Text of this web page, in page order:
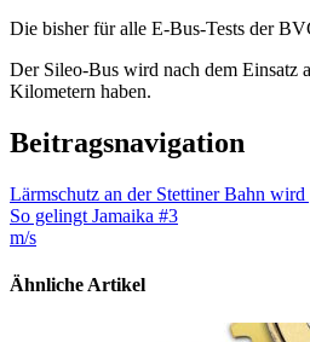
Die bisher für alle E-Bus-Tests der
Der Sileo-Bus wird nach dem Einsatz
Kilometern haben.
Beitragsnavigation
Lärmschutz an der Stettiner Bahn wird
So gelingt Jamaika #3
m/s
Ähnliche Artikel